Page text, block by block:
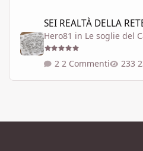
SEI REALTÀ DELLA
Hero81 in Le soglie del
2 Commenti